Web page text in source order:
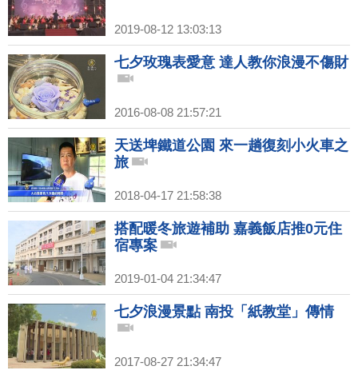
2019-08-12 13:03:13
七夕玫瑰表愛意 達人教你浪漫不傷財
2016-08-08 21:57:21
天送埤鐵道公園 來一趟復刻小火車之
旅
2018-04-17 21:58:38
搭配暖冬旅遊補助 嘉義飯店推0元住
宿專案
2019-01-04 21:34:47
七夕浪漫景點 南投「紙教堂」傳情
2017-08-27 21:34:47